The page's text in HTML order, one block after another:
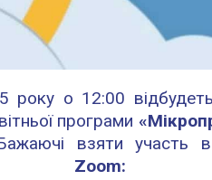
року о 12:00
програми
взяти участь
Zoom: